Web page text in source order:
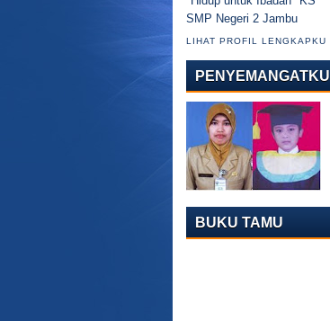
SMP Negeri 2 Jambu
LIHAT PROFIL LENGKAPKU
PENYEMANGATKU
BUKU TAMU